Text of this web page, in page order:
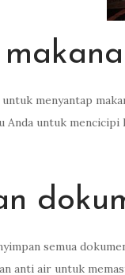
untuk menyantap
Anda untuk
semua
anti air untuk